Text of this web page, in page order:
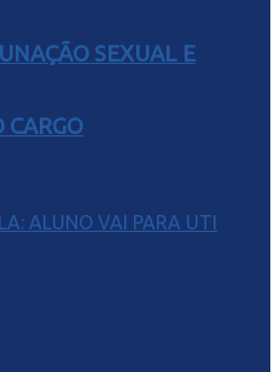
SEXUAL E
CARGO